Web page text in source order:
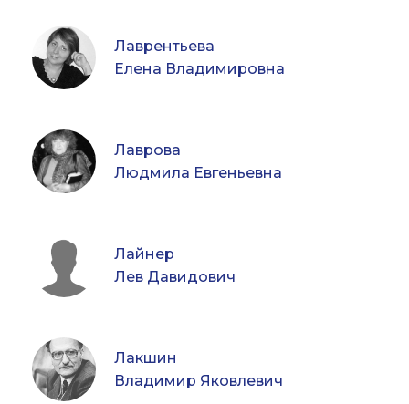
Лаврентьева
Елена Владимировна
Лаврова
Людмила Евгеньевна
Лайнер
Лев Давидович
Лакшин
Владимир Яковлевич